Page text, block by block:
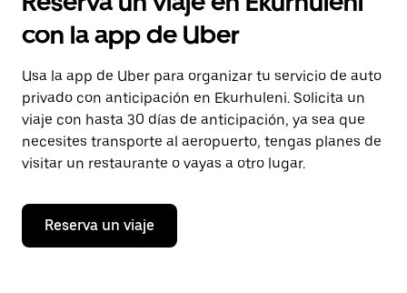
con la app de Uber
Usa la app de Uber para organizar tu servicio de auto
privado con anticipación en Ekurhuleni. Solicita un
viaje con hasta 30 días de anticipación, ya sea que
necesites transporte al aeropuerto, tengas planes de
visitar un restaurante o vayas a otro lugar.
Reserva un viaje